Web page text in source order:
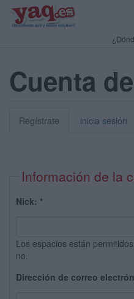
Cuenta
Regístrate inicia sesión
Información de la
Nick: *
Los espacios están
no.
Dirección de correo